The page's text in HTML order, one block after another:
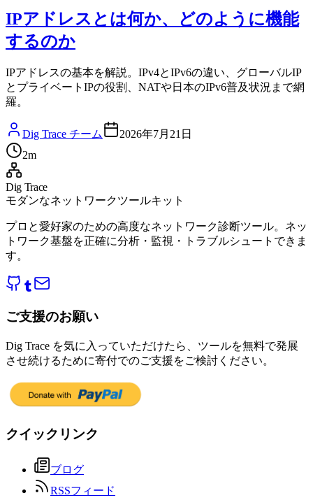
IPアドレスとは何か、どのように機能
するのか
IPアドレスの基本を解説。IPv4とIPv6の違い、グローバルIP
とプライベートIPの役割、NATや日本のIPv6普及状況まで網
羅。
Dig Trace チーム
2026年7月21日
2m
Dig Trace
モダンなネットワークツールキット
プロと愛好家のための高度なネットワーク診断ツール。ネッ
トワーク基盤を正確に分析・監視・トラブルシュートできま
す。
ご支援のお願い
Dig Trace を気に入っていただけたら、ツールを無料で発展
させ続けるために寄付でのご支援をご検討ください。
クイックリンク
ブログ
RSSフィード